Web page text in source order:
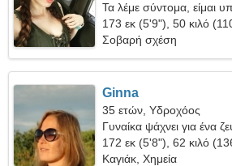
Τα λέμε σύντομα, είμαι
173 εκ (5'9"), 50 κιλό
Σοβαρή σχέση
Ginna
35 ετών, Υδροχόος
Γυναίκα ψάχνει για ένα
172 εκ (5'8"), 62 κιλό
Καγιάκ, Χημεία